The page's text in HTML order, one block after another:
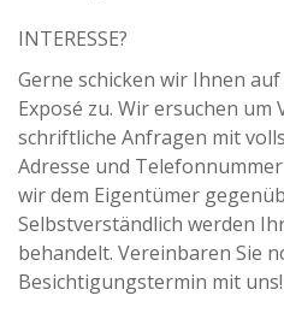
INTERESSE?
Gerne schicken wir Ihnen
Exposé zu. Wir ersuchen
schriftliche Anfragen mit
Adresse und
wir dem Eigentümer
Selbstverständlich werden
behandelt. Vereinbaren Sie
Besichtigungstermin mit